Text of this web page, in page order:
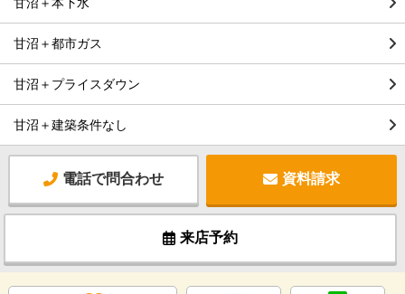
甘沼＋都市ガス
甘沼＋プライスダウン
甘沼＋建築条件なし
電話で問合わせ 資料請求
来店予約